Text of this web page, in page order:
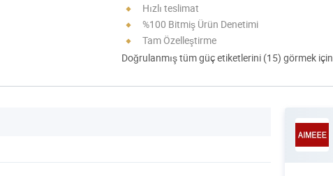
Hızlı teslimat
%100 Bitmiş Ürün Denetimi
Tam Özelleştirme
Doğrulanmış tüm güç etiketlerini (15) görmek için